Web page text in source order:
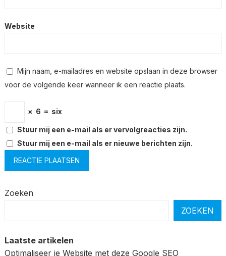
Website
Mijn naam, e-mailadres en website opslaan in deze browser
voor de volgende keer wanneer ik een reactie plaats.
× 6 = six
Stuur mij een e-mail als er vervolgreacties zijn.
Stuur mij een e-mail als er nieuwe berichten zijn.
Zoeken
ZOEKEN
Laatste artikelen
Optimaliseer je Website met deze Google SEO